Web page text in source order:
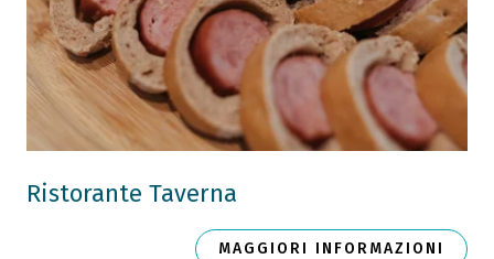
Ristorante Taverna
MAGGIORI INFORMAZIONI